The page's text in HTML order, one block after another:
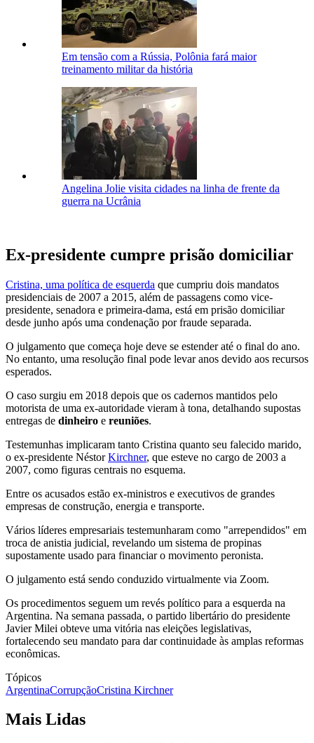
Em tensão com a Rússia, Polônia fará maior
treinamento militar da história
Angelina Jolie visita cidades na linha de frente da
guerra na Ucrânia
Ex-presidente cumpre prisão domiciliar
Cristina, uma política de esquerda que cumpriu dois mandatos
presidenciais de 2007 a 2015, além de passagens como vice-
presidente, senadora e primeira-dama, está em prisão domiciliar
desde junho após uma condenação por fraude separada.
O julgamento que começa hoje deve se estender até o final do ano.
No entanto, uma resolução final pode levar anos devido aos recursos
esperados.
O caso surgiu em 2018 depois que os cadernos mantidos pelo
motorista de uma ex-autoridade vieram à tona, detalhando supostas
entregas de dinheiro e reuniões.
Testemunhas implicaram tanto Cristina quanto seu falecido marido,
o ex-presidente NéstorKirchner, que esteve no cargo de 2003 a
2007, como figuras centrais no esquema.
Entre os acusados estão ex-ministros e executivos de grandes
empresas de construção, energia e transporte.
Vários líderes empresariais testemunharam como "arrependidos" em
troca de anistia judicial, revelando um sistema de propinas
supostamente usado para financiar o movimento peronista.
O julgamento está sendo conduzido virtualmente via Zoom.
Os procedimentos seguem um revés político para a esquerda na
Argentina. Na semana passada, o partido libertário do presidente
Javier Milei obteve uma vitória nas eleições legislativas,
fortalecendo seu mandato para dar continuidade às amplas reformas
econômicas.
Tópicos
ArgentinaCorrupçãoCristina Kirchner
Mais Lidas